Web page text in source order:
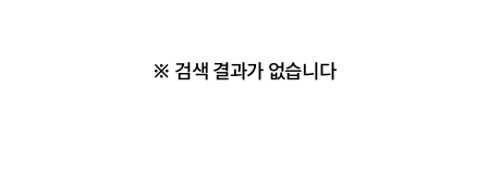
※ 검색 결과가 없습니다